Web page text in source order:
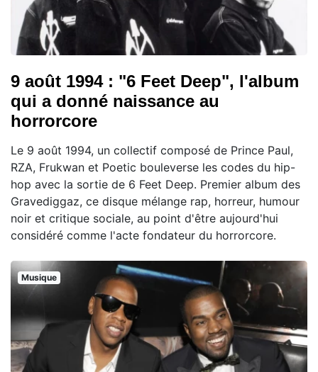
9 août 1994 : "6 Feet Deep", l'album
qui a donné naissance au
horrorcore
Le 9 août 1994, un collectif composé de Prince Paul,
RZA, Frukwan et Poetic bouleverse les codes du hip-
hop avec la sortie de 6 Feet Deep. Premier album des
Gravediggaz, ce disque mélange rap, horreur, humour
noir et critique sociale, au point d'être aujourd'hui
considéré comme l'acte fondateur du horrorcore.
Musique